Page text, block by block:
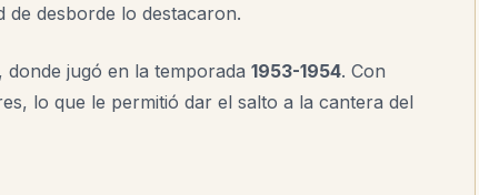
de desborde lo destacaron.
, donde jugó en la temporada 1953-1954. Con
lo que le permitió dar el salto a la cantera del